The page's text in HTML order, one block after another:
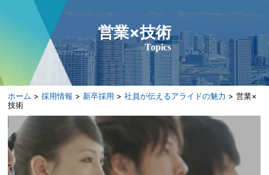
ホーム >採用情報 > 新卒採用 >社員が伝えるアライドの魅力 > 営業×
技術
営業×技術
Topics